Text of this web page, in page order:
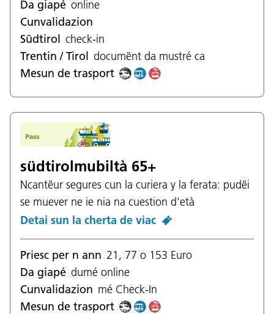
Da giapé online
Cunvalidazion
Südtirol check-in
Trentin / Tirol documënt da mustré ca
Mesun de trasport
südtirolmubiltà 65+
Ncantëur segures cun la curiera y la ferata: pudëi
se muever ne ie nia na cuestion d'età
Detai sun la cherta de viac
Priesc per n ann 21, 77 o 153 Euro
Da giapé dumé online
Cunvalidazion mé Check-In
Mesun de trasport